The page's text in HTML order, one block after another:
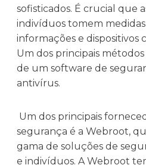
sofisticados. É crucial que
indivíduos tomem
informações e dispositivos
Um dos principais
de um software de
antivírus.
Um dos principais
segurança é a Webroot,
gama de soluções de
e indivíduos. A Webroot